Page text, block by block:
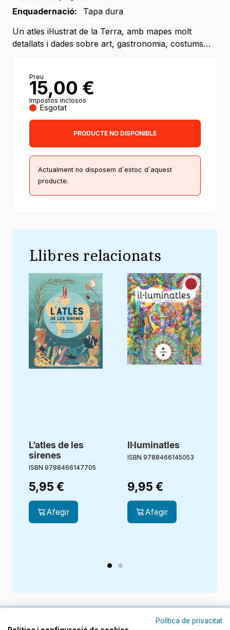
Enquadernació:
Tapa dura
Un atles il·lustrat de la Terra, amb mapes molt
detallats i dades sobre art, gastronomia, costums…
Preu
15,00 €
Impostos inclosos
Esgotat
PRODUCTE NO DISPONIBLE
Actualment no disposem d´estoc d´aquest
producte.
Llibres relacionats
L’atles de les
sirenes
ISBN 9788466147705
5,95 €
Afegir
Il·luminatles
ISBN 9788466145053
9,95 €
Afegir
Política de privacitat